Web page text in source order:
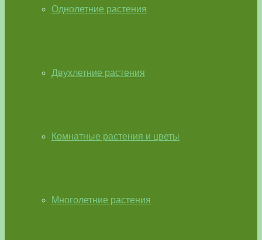
Однолетние растения
Двухлетние растения
Комнатные растения и цветы
Многолетние растения